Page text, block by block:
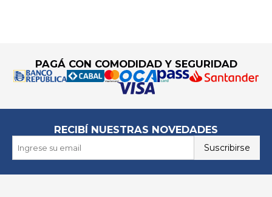
PAGÁ CON COMODIDAD Y SEGURIDAD
RECIBÍ NUESTRAS NOVEDADES
Suscribirse